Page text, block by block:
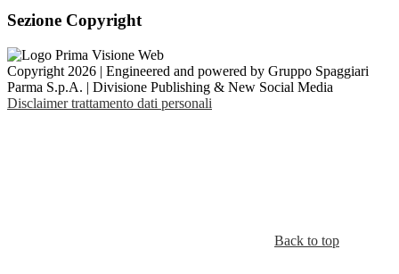
Sezione Copyright
Copyright 2026 | Engineered and powered by Gruppo Spaggiari
Parma S.p.A. | Divisione Publishing & New Social Media
Disclaimer trattamento dati personali
Back to top